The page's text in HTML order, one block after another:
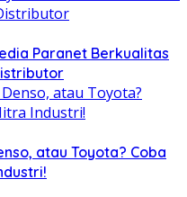
Paranet Berkualitas
atau Toyota? Coba